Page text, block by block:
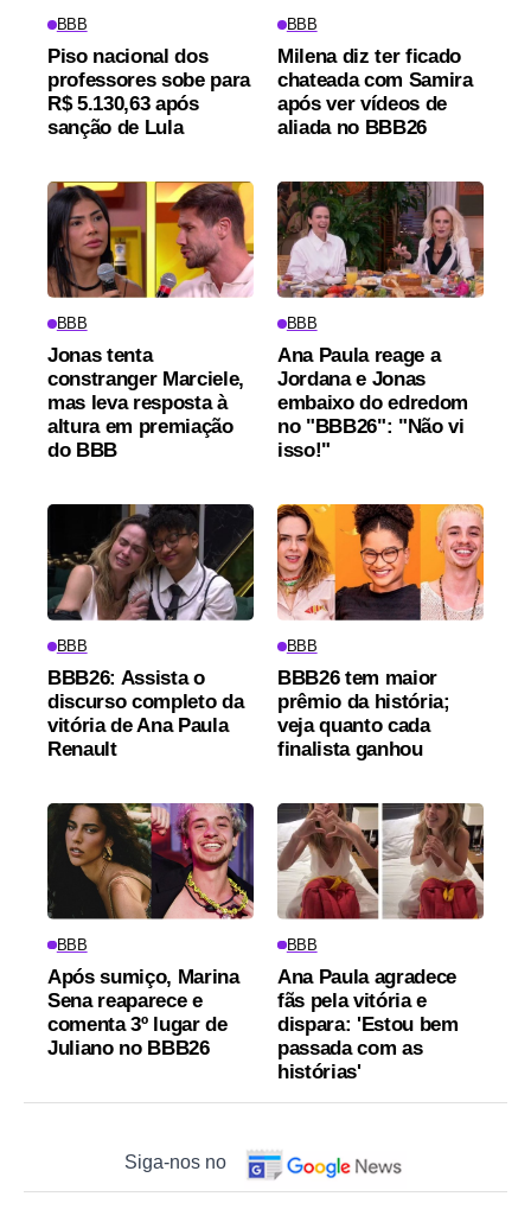
BBB
Piso nacional dos
professores sobe para
R$ 5.130,63 após
sanção de Lula
BBB
Milena diz ter ficado
chateada com Samira
após ver vídeos de
aliada no BBB26
BBB
Jonas tenta
constranger Marciele,
mas leva resposta à
altura em premiação
do BBB
BBB
Ana Paula reage a
Jordana e Jonas
embaixo do edredom
no "BBB26": "Não vi
isso!"
BBB
BBB26: Assista o
discurso completo da
vitória de Ana Paula
Renault
BBB
BBB26 tem maior
prêmio da história;
veja quanto cada
finalista ganhou
BBB
Após sumiço, Marina
Sena reaparece e
comenta 3º lugar de
Juliano no BBB26
BBB
Ana Paula agradece
fãs pela vitória e
dispara: 'Estou bem
passada com as
histórias'
Siga-nos no